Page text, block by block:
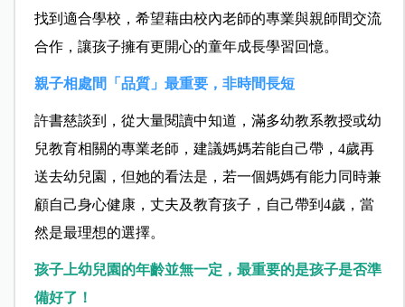
找到適合學校 ， 希望藉由校內老師的專業與親師間交流
合作，讓孩子擁有更開心的童年成長學習回憶。
親子相處間「品質」最重要，非時間長短
許書慈談到，從大量閱讀中知道，滿多幼教系教授或幼
兒教育相關的專業老師，建議媽媽若能自己帶，4歲再
送去幼兒園，但她的看法是，若一個媽媽有能力同時兼
顧自己身心健康，丈夫及教育孩子，自己帶到4歲，當
然是最理想的選擇。
孩子上幼兒園的年齡並無一定，最重要的是孩子是否準
備好了！